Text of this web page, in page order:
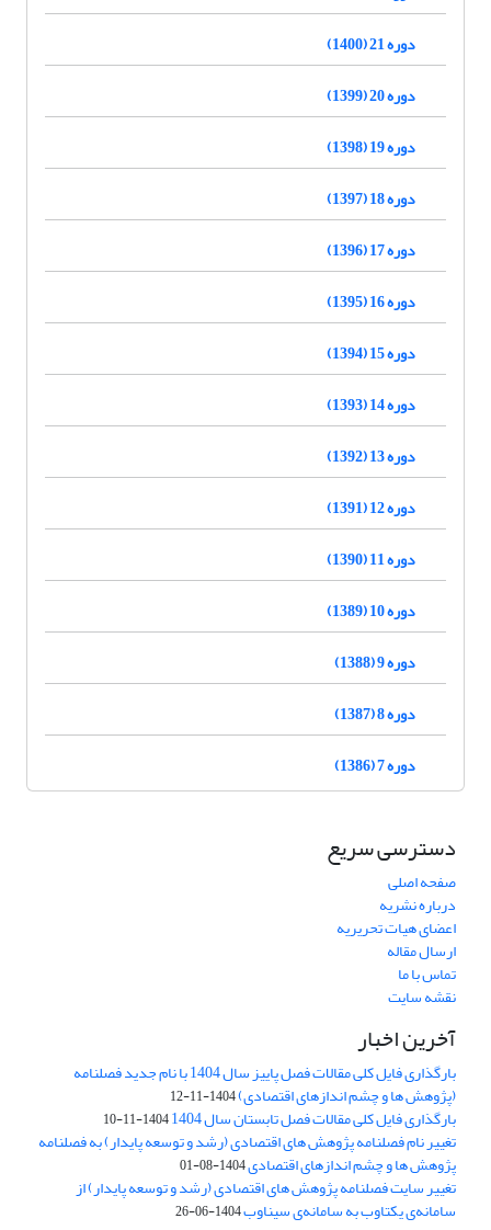
دوره 21 (1400)
دوره 20 (1399)
دوره 19 (1398)
دوره 18 (1397)
دوره 17 (1396)
دوره 16 (1395)
دوره 15 (1394)
دوره 14 (1393)
دوره 13 (1392)
دوره 12 (1391)
دوره 11 (1390)
دوره 10 (1389)
دوره 9 (1388)
دوره 8 (1387)
دوره 7 (1386)
دسترسی سریع
صفحه اصلی
درباره نشریه
اعضای هیات تحریریه
ارسال مقاله
تماس با ما
نقشه سایت
آخرین اخبار
بارگذاری فایل کلی مقالات فصل پاییز سال 1404 با نام جدید فصلنامه
(پژوهش ها و چشم اندازهای اقتصادی)1404-11-12
بارگذاری فایل کلی مقالات فصل تابستان سال 1404 1404-11-10
تغییر نام فصلنامه پژوهش های اقتصادی (رشد و توسعه پایدار) به فصلنامه
پژوهش ها و چشم اندازهای اقتصادی1404-08-01
تغییر سایت فصلنامه پژوهش های اقتصادی (رشد و توسعه پایدار) از
سامانه‌ی یکتاوب به سامانه‌ی سیناوب1404-06-26